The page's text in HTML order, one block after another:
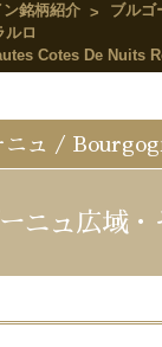
ン銘柄紹介 ブルゴ
ルロ
Cotes De Nuits
ニュ /
ニュ広域